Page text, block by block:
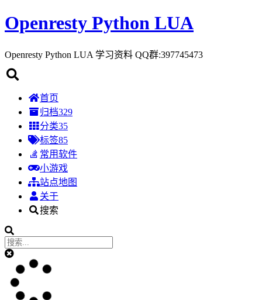
Openresty Python LUA
Openresty Python LUA 学习资料 QQ群:397745473
首页
归档329
分类35
标签85
常用软件
小游戏
站点地图
关于
搜索